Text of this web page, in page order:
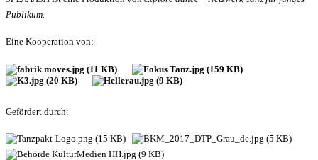
Publikum.
Eine Kooperation von:
Gefördert durch: